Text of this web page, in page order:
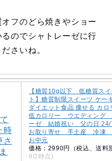
フのどら焼きやショー
るのでシャトレーゼに行
さいね。
【糖質10g以下 低糖質ス
ト】糖質制限スイーツ ケー
ダイエット食品 痩せる カロ
低カロリー ウエディング
ーゼ 結婚祝い 父の日
お取り寄せ 手土産 冷
お中元
価格：2990円（税込、送料
9/2時点)